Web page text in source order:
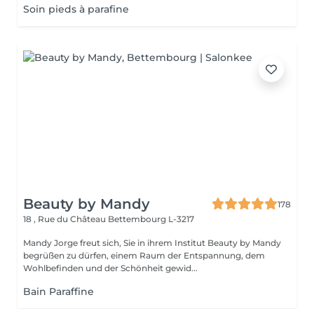
Soin pieds à parafine
Beauty by Mandy
178
18 , Rue du Château Bettembourg L-3217
Mandy Jorge freut sich, Sie in ihrem Institut Beauty by Mandy
begrüßen zu dürfen, einem Raum der Entspannung, dem
Wohlbefinden und der Schönheit gewid...
Bain Paraffine